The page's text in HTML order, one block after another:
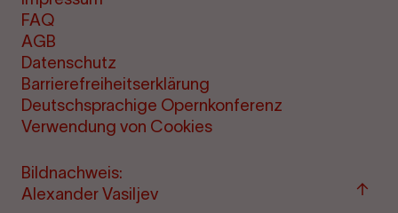
FAQ
AGB
Datenschutz
Barrierefreiheitserklärung
Deutschsprachige Opernkonferenz
Verwendung von Cookies
Bildnachweis:
Alexander Vasiljev
Zum